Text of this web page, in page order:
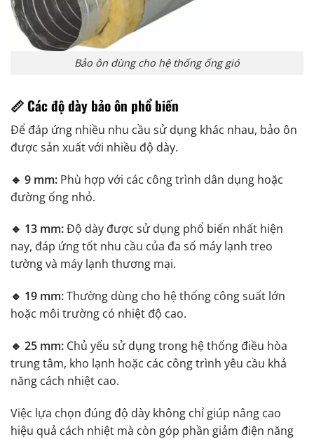
Bảo ôn dùng cho hệ thống ống gió
📏 Các độ dày bảo ôn phổ biến
Để đáp ứng nhiều nhu cầu sử dụng khác nhau, bảo ôn
được sản xuất với nhiều độ dày.
🔹 9 mm: Phù hợp với các công trình dân dụng hoặc
đường ống nhỏ.
🔹 13 mm:Độ dày được sử dụng phổ biến nhất hiện
nay, đáp ứng tốt nhu cầu của đa số máy lạnh treo
tường và máy lạnh thương mại.
🔹 19 mm:Thường dùng cho hệ thống công suất lớn
hoặc môi trường có nhiệt độ cao.
🔹 25 mm: Chủ yếu sử dụng trong hệ thống điều hòa
trung tâm, kho lạnh hoặc các công trình yêu cầu khả
năng cách nhiệt cao.
Việc lựa chọn đúng độ dày không chỉ giúp nâng cao
hiệu quả cách nhiệt mà còn góp phần giảm điện năng